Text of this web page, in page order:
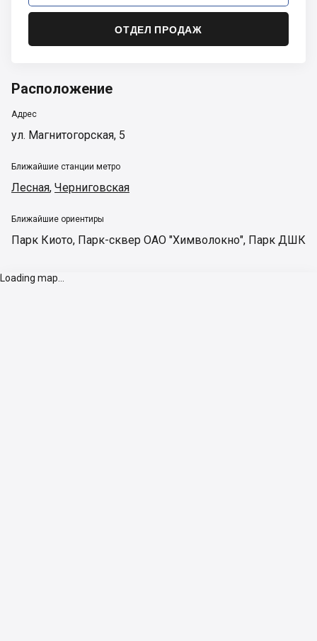
ОТДЕЛ ПРОДАЖ
Расположение
Адрес
ул. Магнитогорская, 5
Ближайшие станции метро
Лесная, Черниговская
Ближайшие ориентиры
Парк Киото, Парк-сквер ОАО "Химволокно", Парк ДШК
Loading map...